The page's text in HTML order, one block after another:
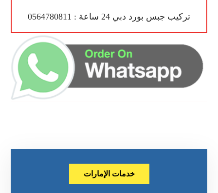
تركيب جبس بورد دبي 24 ساعة : 0564780811
خدمات الإمارات